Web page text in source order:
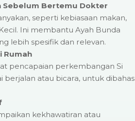
Sebelum Bertemu Dokter
seperti kebiasaan makan,
Ini membantu Ayah Bunda
lebih spesifik dan relevan.
Rumah
pencapaian perkembangan Si
berjalan atau bicara, untuk dibahas
kekhawatiran atau